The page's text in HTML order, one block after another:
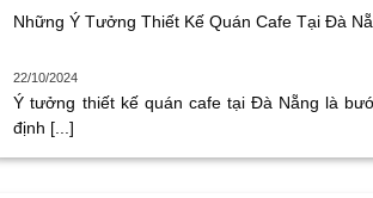
Những Ý Tưởng Thiết Kế Quán Cafe Tại Đà
22/10/2024
Ý tưởng thiết kế quán cafe tại Đà Nẵng là
định [...]